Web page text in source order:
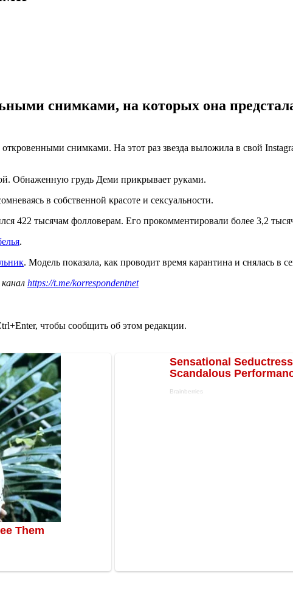
снимками, на которых она
снимками. На этот раз звезда выложила в свой
Обнаженную грудь Деми прикрывает руками.
в собственной красоте и сексуальности.
422 тысячам фолловерам. Его прокомментировали более 3,2
.
. Модель показала, как проводит время карантина и снялась в
https://t.me/korrespondentnet
чтобы сообщить об этом редакции.